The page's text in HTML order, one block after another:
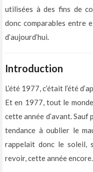
utilisées à des fins de
donc comparables entre
d’aujourd’hui.
Introduction
L’été 1977, c’était l’été
Et en 1977, tout le
cette année d’avant.
tendance à oublier le
rappelait donc le soleil,
revoir, cette année encore.